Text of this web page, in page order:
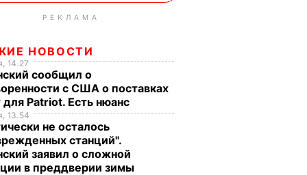
РЕКЛАМА
НОВОСТИ
14.27
сообщил о
с США о поставках
для Patriot. Есть нюанс
13.54
не осталось
станций".
заявил о сложной
в преддверии зимы